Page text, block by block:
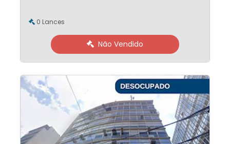
0 Lances
Não Vendido